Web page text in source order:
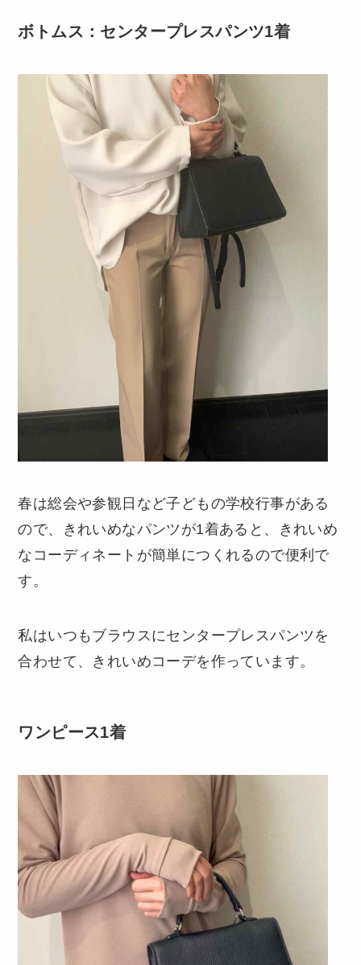
ボトムス：センタープレスパンツ1着
春は総会や参観日など子どもの学校行事がある
ので、きれいめなパンツが1着あると、きれいめ
なコーディネートが簡単につくれるので便利で
す。
私はいつもブラウスにセンタープレスパンツを
合わせて、きれいめコーデを作っています。
ワンピース1着